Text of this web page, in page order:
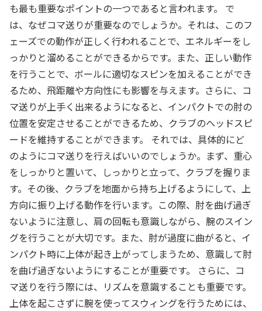
も最も重要なポイントの一つであると言われます。 で
は、なぜコマ送りが重要なのでしょうか。それは、このフ
ェーズでの動作が正しく行われることで、エネルギーをし
っかりと溜めることができるからです。また、正しい動作
を行うことで、ボールに適切なスピンを加えることができ
るため、飛距離や方向性にも影響を与えます。さらに、コ
マ送りが上手く出来るようになると、インパクトでの肘の
位置を安定させることができるため、クラブのヘッドスピ
ードを維持することができます。 それでは、具体的にど
のようにコマ送りを行えばいいのでしょうか。まず、重心
をしっかりと置いて、しっかりと立って、クラブを握りま
す。その後、クラブを地面から持ち上げるようにして、上
方向に振り上げる動作を行います。この際、肘を曲げ過ぎ
ないように注意し、肩の回転も意識しながら、腕のスイン
グを行うことが大切です。また、肘が過度に曲がると、イ
ンパクト時に上体が起き上がってしまうため、意識して肘
を曲げ過ぎないようにすることが重要です。 さらに、コ
マ送りを行う際には、リズムを意識することも重要です。
上体を起こさずに腕を使ってスウィングを行うためには、